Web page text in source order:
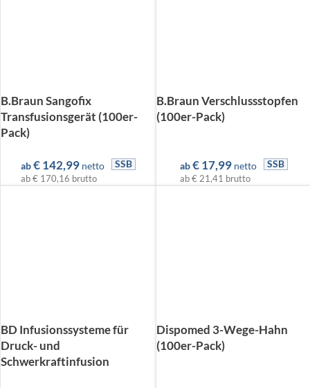
B.Braun Sangofix
Transfusionsgerät (100er-
Pack)
ab€142,99 netto
SSB
ab€ 170,16 brutto
B.Braun Verschlussstopfen
(100er-Pack)
ab€17,99 netto
SSB
ab€ 21,41 brutto
BD Infusionssysteme für
Druck- und
Schwerkraftinfusion
Dispomed 3-Wege-Hahn
(100er-Pack)